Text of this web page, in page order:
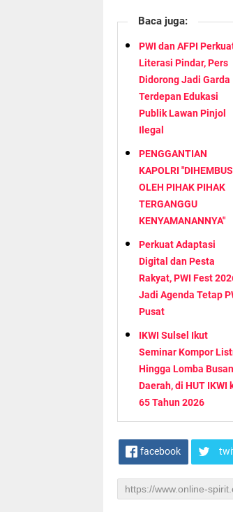
Baca juga:
PWI dan AFPI
Literasi Pindar, Pers
Didorong Jadi Garda
Terdepan Edukasi
Publik Lawan Pinjol
Ilegal
PENGGANTIAN
KAPOLRI "DIHEMBUS
OLEH PIHAK PIHAK
TERGANGGU
KENYAMANANNYA"
Perkuat Adaptasi
Digital dan Pesta
Rakyat, PWI Fest
Jadi Agenda Tetap
Pusat
IKWI Sulsel Ikut
Seminar Kompor
Hingga Lomba
Daerah, di HUT IKWI
65 Tahun 2026
facebook